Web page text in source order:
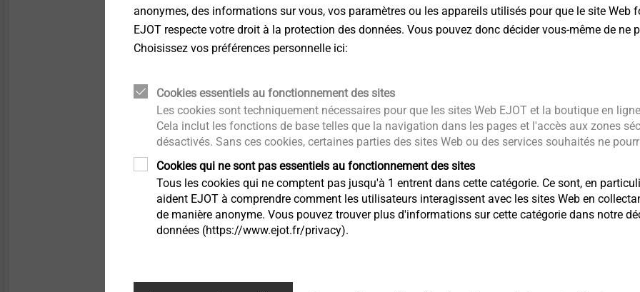
DELTA PT
, SHEETtracs et ALtracs
Plus. En
simulation numérique d'un assemblage ou de
Pour les thermoplastiques moussés
La vis EJOT Cell PT®est une fixation spécialement conçue pour le vissage direct en toute
sécurité dans les thermoplastiques moussés.
d’essais prouvant son efficacité. Dans le cas de trous borgnes, la pointe pénètre
anonymes, des informations sur vous, vos paramètres ou les appareils utilisés pour que le site Web
EJOT respecte votre droit à la protection des données. Vous pouvez donc décider vous-même de ne
Choisissez vos préférences personnelle ici:
Cookies essentiels au fonctionnement des sites
Les cookies sont techniquement nécessaires pour que les sites Web EJOT et la boutique en
Cela inclut les fonctions de base telles que la navigation dans les pages et l'accès aux zones
désactivés. Sans ces cookies, certaines parties des sites Web ou des services souhaités ne
Cookies qui ne sont pas essentiels au fonctionnement des sites
Tous les cookies qui ne comptent pas jusqu'à 1 entrent dans cette catégorie. Ce sont, en
aident EJOT à comprendre comment les utilisateurs interagissent avec les sites Web en
de manière anonyme. Vous pouvez trouver plus d'informations sur cette catégorie dans notre
données (https://www.ejot.fr/privacy).